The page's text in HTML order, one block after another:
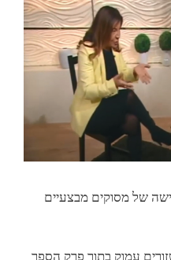
של מסוקים מבצעיים
עמוק בתוך פרק הספר